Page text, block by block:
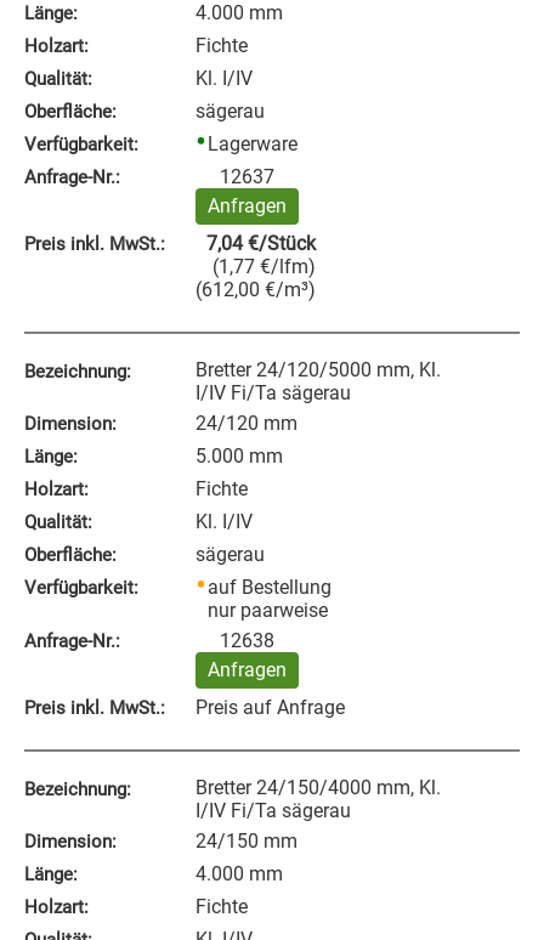
Länge: 4.000 mm
Holzart: Fichte
Qualität: Kl. I/IV
Oberfläche: sägerau
Verfügbarkeit: Lagerware
Anfrage‑Nr.:
12637
Anfragen
Preis inkl. MwSt.: 7,04€/Stück
(1,77 €/lfm)
(612,00 €/m³)
Bezeichnung:
Bretter 24/120/5000 mm, Kl.
I/IV Fi/Ta sägerau
Dimension: 24/120 mm
Länge: 5.000 mm
Holzart: Fichte
Qualität: Kl. I/IV
Oberfläche: sägerau
Verfügbarkeit:
auf Bestellung
nur paarweise
Anfrage‑Nr.:
12638
Anfragen
Preis inkl. MwSt.: Preis auf Anfrage
Bezeichnung:
Bretter 24/150/4000 mm, Kl.
I/IV Fi/Ta sägerau
Dimension: 24/150 mm
Länge: 4.000 mm
Holzart: Fichte